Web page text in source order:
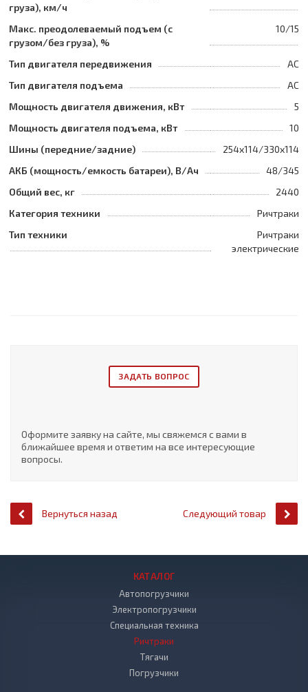
груза), км/ч
Макс. преодолеваемый подъем (с
грузом/без груза), %
10/15
Тип двигателя передвижения
AC
Тип двигателя подъема
AC
Мощность двигателя движения, кВт
5
Мощность двигателя подъема, кВт
10
Шины (передние/задние)
254x114/330x114
АКБ (мощность/емкость батареи), В/Ач
48/345
Общий вес, кг
2440
Категория техники
Ричтраки
Тип техники
Ричтраки
электрические
ЗАДАТЬ ВОПРОС
Оформите заявку на сайте, мы свяжемся с вами в
ближайшее время и ответим на все интересующие
вопросы.
Вернуться назад Следующий товар
КАТАЛОГ
Автопогрузчики
Электропогрузчики
Специальная техника
Ричтраки
Тягачи
Погрузчики